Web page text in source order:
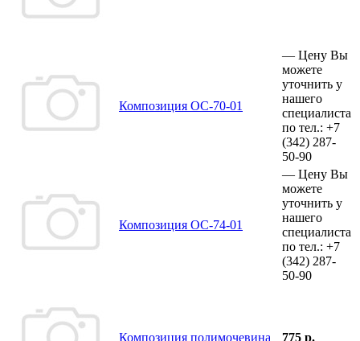
Композиция ОС-70-01
— Цену Вы
можете
уточнить у
нашего
специалиста
по тел.: +7
(342) 287-
50-90
Композиция ОС-74-01
— Цену Вы
можете
уточнить у
нашего
специалиста
по тел.: +7
(342) 287-
50-90
Композиция полимочевина 775 р.